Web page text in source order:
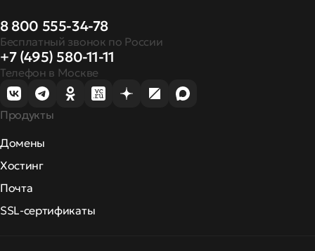
8 800 555-34-78
Бесплатный звонок по России
+7 (495) 580-11-11
Телефон в Москве
Продукты
Домены
Хостинг
Почта
SSL-сертификаты